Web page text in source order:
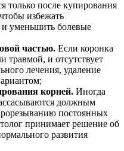
только после купирования
избежать
уменьшить болевые
частью. Если коронка
травмой, и отсутствует
лечения, удаление
корней. Иногда
должным
постоянных
принимает решение об
развития